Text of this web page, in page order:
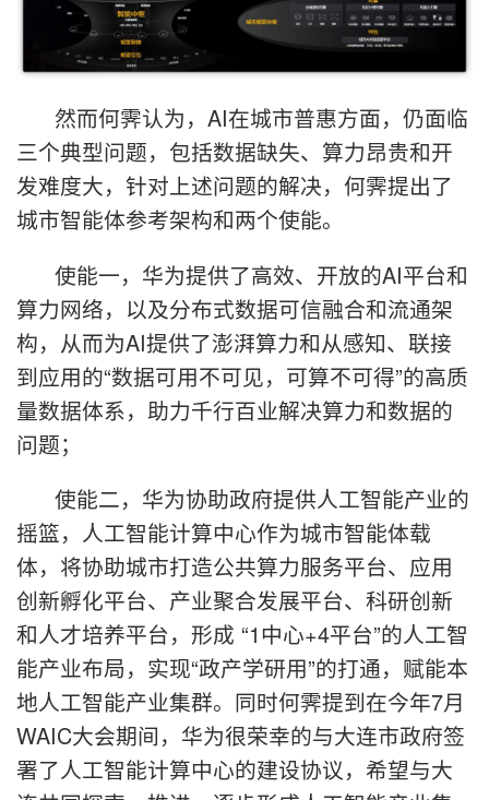
然而何霁认为，AI在城市普惠方面，仍面临
三个典型问题，包括数据缺失、算力昂贵和开
发难度大，针对上述问题的解决，何霁提出了
城市智能体参考架构和两个使能。
使能一，华为提供了高效、开放的AI平台和
算力网络，以及分布式数据可信融合和流通架
构，从而为AI提供了澎湃算力和从感知、联接
到应用的“数据可用不可见，可算不可得”的高质
量数据体系，助力千行百业解决算力和数据的
问题；
使能二，华为协助政府提供人工智能产业的
摇篮，人工智能计算中心作为城市智能体载
体，将协助城市打造公共算力服务平台、应用
创新孵化平台、产业聚合发展平台、科研创新
和人才培养平台，形成 “1中心+4平台”的人工智
能产业布局，实现“政产学研用”的打通，赋能本
地人工智能产业集群。同时何霁提到在今年7月
WAIC大会期间，华为很荣幸的与大连市政府签
署了人工智能计算中心的建设协议，希望与大